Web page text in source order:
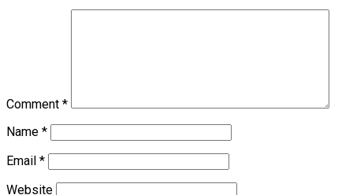
Comment *
Name *
Email *
Website